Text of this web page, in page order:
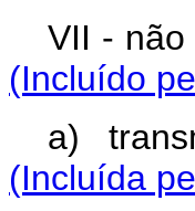
VII - não
(Incluído
a)
(Incluída